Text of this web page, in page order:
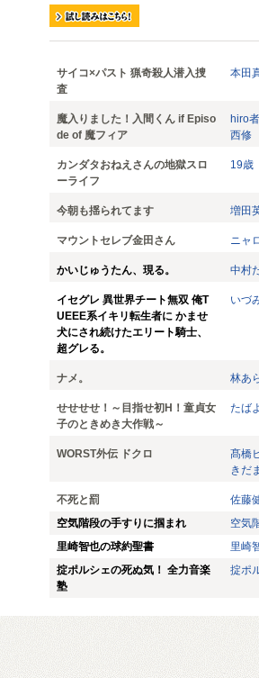
サイコ×パスト 猟奇殺人潜入捜
査
本田
魔入りました！入間くん if Episo
de of 魔フィア
hiro者
西修
カンダタおねえさんの地獄スロ
ーライフ
19歳
今朝も揺られてます 増田
マウントセレブ金田さん ニャ
かいじゅうたん、現る。 中村
イセグレ 異世界チート無双 俺T
UEEE系イキリ転生者に かませ
犬にされ続けたエリート騎士、
超グレる。
いづ
ナメ。 林あ
せせせせ！～目指せ初H！童貞女
子のときめき大作戦～
たば
WORST外伝 ドクロ
髙橋
きだ
不死と罰
佐藤
空気階段の手すりに掴まれ
空気
里崎智也の球約聖書
里崎
掟ポルシェの死ぬ気！ 全力音楽
塾
掟ポ